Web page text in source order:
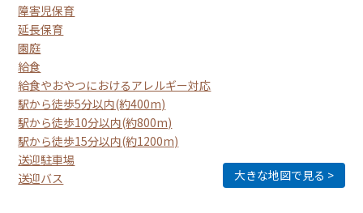
大きな地図で見る
障害児保育
延長保育
園庭
給食
給食やおやつにおけるアレルギー対応
駅から徒歩5分以内(約400m)
駅から徒歩10分以内(約800m)
駅から徒歩15分以内(約1200m)
送迎駐車場
送迎バス